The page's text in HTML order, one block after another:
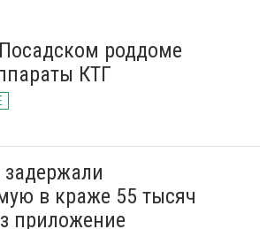
роддоме
КТГ
задержали
в краже 55 тысяч
приложение